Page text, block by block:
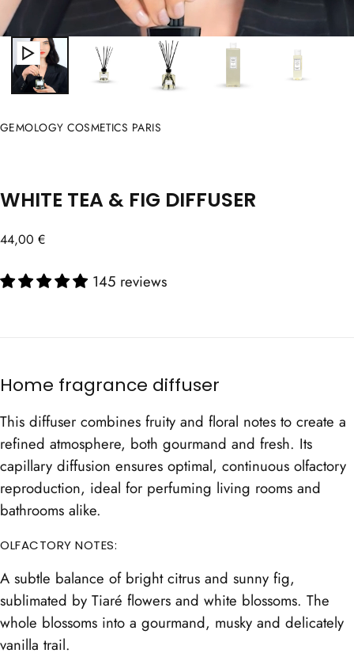
GEMOLOGY COSMETICS PARIS
WHITE TEA & FIG DIFFUSER
Regular
44,00 €
145 reviews
Home fragrance diffuser
This diffuser combines fruity and floral notes to create a
refined atmosphere, both gourmand and fresh. Its
capillary diffusion ensures optimal, continuous olfactory
reproduction, ideal for perfuming living rooms and
bathrooms alike.
OLFACTORY NOTES:
A subtle balance of bright citrus and sunny fig,
sublimated by Tiaré flowers and white blossoms. The
whole blossoms into a gourmand, musky and delicately
vanilla trail.